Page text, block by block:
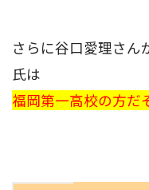
さらに谷口愛理さん
氏は
福岡第一高校の方だ